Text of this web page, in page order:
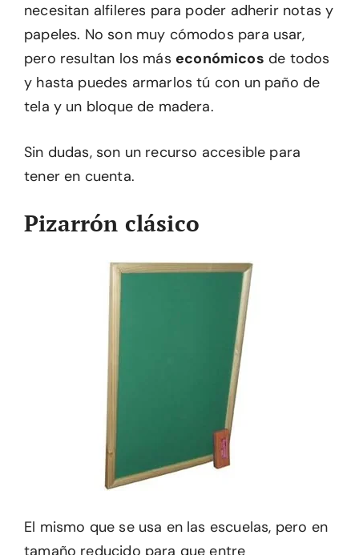
necesitan alfileres para poder adherir notas y
papeles. No son muy cómodos para usar,
pero resultan los más económicos de todos
y hasta puedes armarlos tú con un paño de
tela y un bloque de madera.
Sin dudas, son un recurso accesible para
tener en cuenta.
Pizarrón clásico
El mismo que se usa en las escuelas, pero en